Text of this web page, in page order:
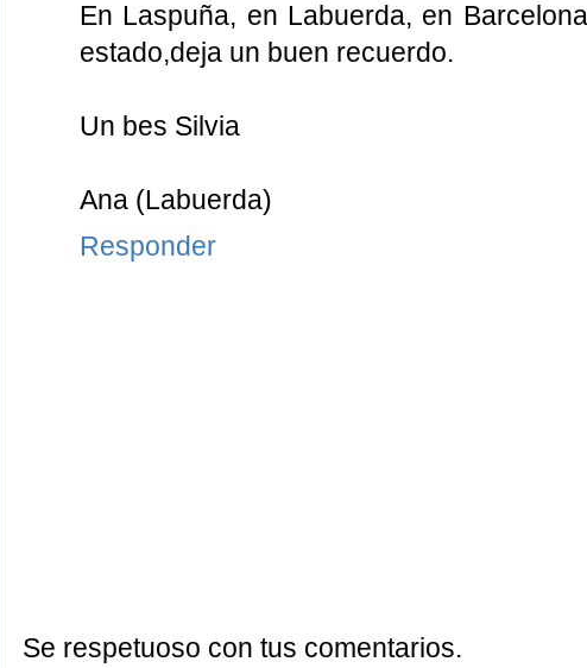
En Laspuña, en Labuerda, en
estado,deja un buen recuerdo.
Un bes Silvia
Ana (Labuerda)
Responder
Se respetuoso con tus comentarios.